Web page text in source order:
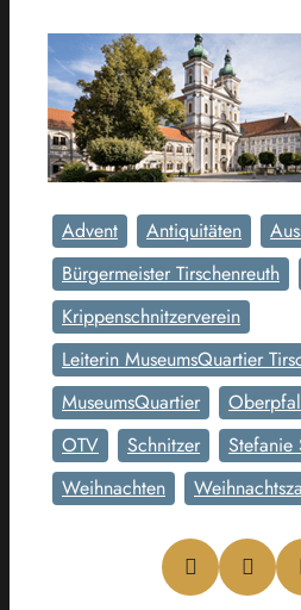
Advent Antiquitäten
Bürgermeister Tirschenreuth
Krippenschnitzerverein
Leiterin MuseumsQuartier
MuseumsQuartier
OTV
Schnitzer Stefanie
Weihnachten